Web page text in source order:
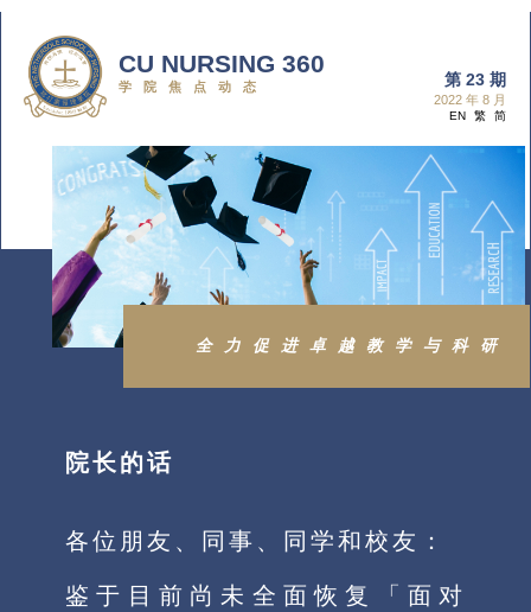
CU NURSING 360
学院焦点动态 第 23 期
2022 年 8 月
EN 繁 简
全力促进卓越教学与科研
院长的话
各位朋友、同事、同学和校友：
鉴于目前尚未全面恢复「面对